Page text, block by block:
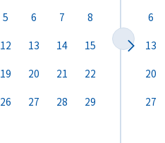
5 6 7
8
12 13 14
15
19 20 21
22
26 27 28
29
6
13
20
27